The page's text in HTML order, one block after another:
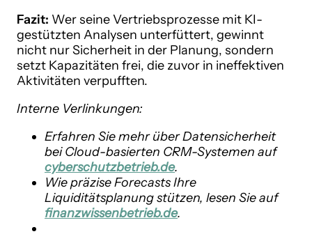
Fazit: Wer seine Vertriebsprozesse mit KI-
gestützten Analysen unterfüttert, gewinnt
nicht nur Sicherheit in der Planung, sondern
setzt Kapazitäten frei, die zuvor in ineffektiven
Aktivitäten verpufften.
Interne Verlinkungen:
Erfahren Sie mehr über Datensicherheit
bei Cloud-basierten CRM-Systemen auf
cyberschutzbetrieb.de.
Wie präzise Forecasts Ihre
Liquiditätsplanung stützen, lesen Sie auf
finanzwissenbetrieb.de.